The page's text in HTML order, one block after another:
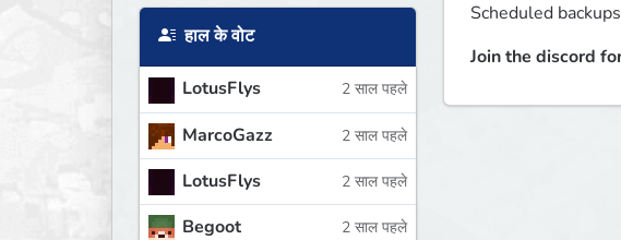
हाल के वोट
LotusFlys 2 साल पहले
MarcoGazz 2 साल पहले
LotusFlys 2 साल पहले
Begoot 2 साल पहले
Scheduled backups
Join the discord